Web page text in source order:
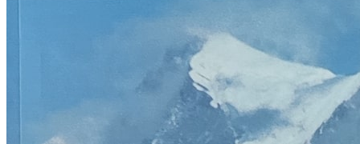
RJEČNICI, GRAMATIKE, PRAVOPISI…
TEHNIČKE ZNANOSTI
TEORIJA I POVIJEST KNJIŽEVNOSTI